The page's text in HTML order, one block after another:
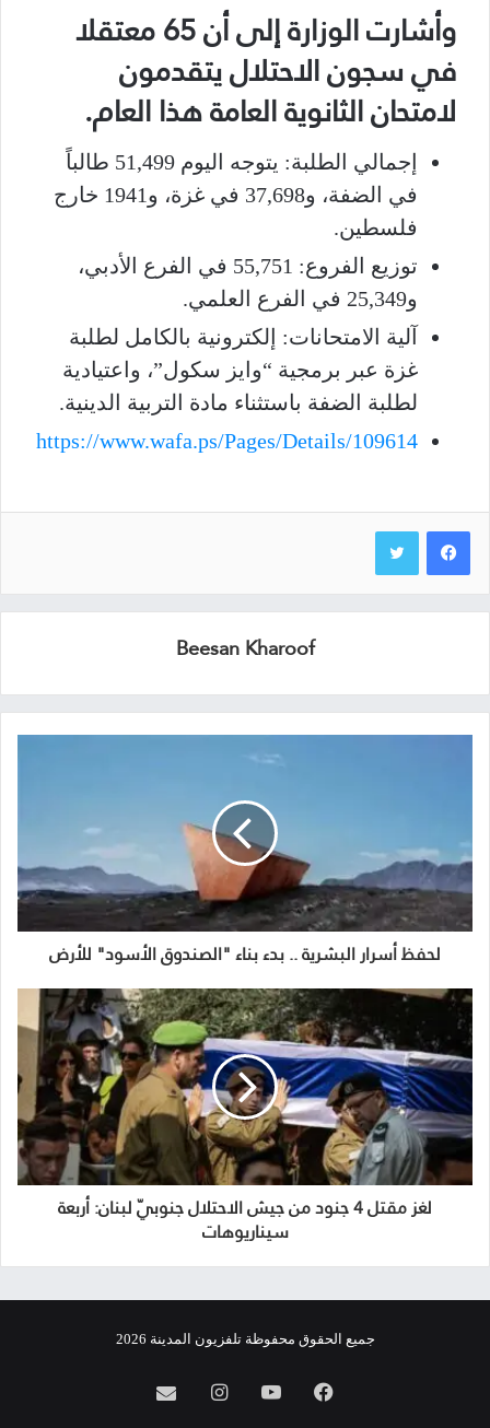
وأشارت الوزارة إلى أن 65 معتقلا
في سجون الاحتلال يتقدمون
لامتحان الثانوية العامة هذا العام.
​إجمالي الطلبة: يتوجه اليوم 51,499 طالباً
في الضفة، و37,698 في غزة، و1941 خارج
فلسطين.
​توزيع الفروع: 55,751 في الفرع الأدبي،
و25,349 في الفرع العلمي.
​آلية الامتحانات: إلكترونية بالكامل لطلبة
غزة عبر برمجية “وايز سكول”، واعتيادية
لطلبة الضفة باستثناء مادة التربية الدينية.
https://www.wafa.ps/Pages/Details/109614
Beesan Kharoof
لحفظ أسرار البشرية .. بدء بناء "الصندوق الأسود" للأرض
لغز مقتل 4 جنود من جيش الاحتلال جنوبيّ لبنان: أربعة
سيناريوهات
جميع الحقوق محفوظة تلفزيون المدينة 2026
فيسبوكيوتيوبانستقرامinfo@almadina.tv